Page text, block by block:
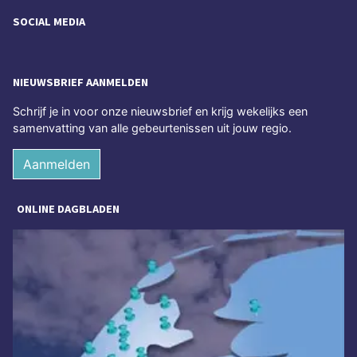
SOCIAL MEDIA
NIEUWSBRIEF AANMELDEN
Schrijf je in voor onze nieuwsbrief en krijg wekelijks een
samenvatting van alle gebeurtenissen uit jouw regio.
Aanmelden
ONLINE DAGBLADEN